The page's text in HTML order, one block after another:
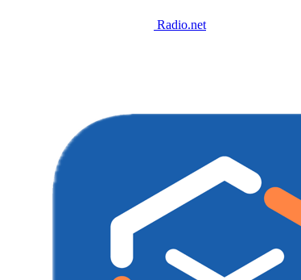
Radio.net